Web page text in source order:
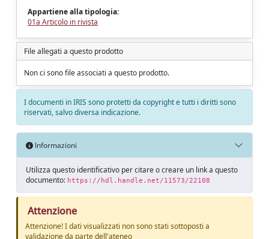
Appartiene alla tipologia:
01a Articolo in rivista
File allegati a questo prodotto
Non ci sono file associati a questo prodotto.
I documenti in IRIS sono protetti da copyright e tutti i diritti sono
riservati, salvo diversa indicazione.
Informazioni
Utilizza questo identificativo per citare o creare un link a questo
documento: https://hdl.handle.net/11573/22108
Attenzione
Attenzione! I dati visualizzati non sono stati sottoposti a
validazione da parte dell'ateneo